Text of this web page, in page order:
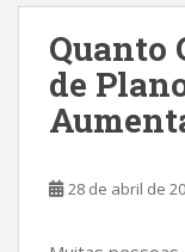
Quanto
de
28 de abril de